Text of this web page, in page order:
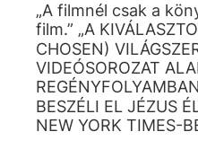
„A filmnél csak a
film.” „A
CHOSEN)
VIDEÓSOROZAT
BESZÉLI EL JÉZUS
NEW YORK TIMES-